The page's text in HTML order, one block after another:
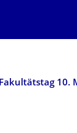
10.